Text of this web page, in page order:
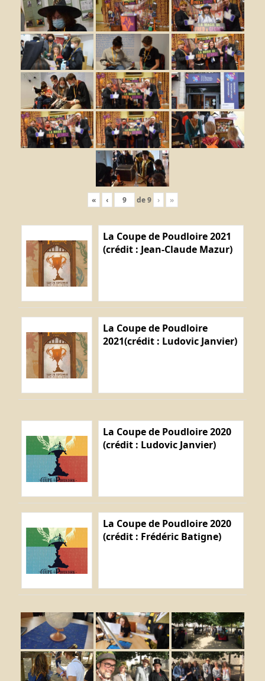
« ‹ de9 › »
La Coupe de Poudloire 2021
(crédit : Jean-Claude Mazur)
La Coupe de Poudloire
2021(crédit : Ludovic Janvier)
La Coupe de Poudloire 2020
(crédit : Ludovic Janvier)
La Coupe de Poudloire 2020
(crédit : Frédéric Batigne)